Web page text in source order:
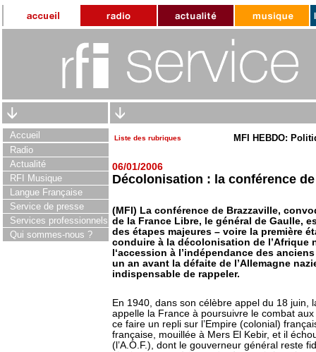
Accueil
Radio
Actualité
RFI Musique
Langue Française
Service de presse
Services professionnels
Qui sommes-nous ?
Liste des rubriques MFI HEBDO:
06/01/2006
Décolonisation : la conférence
(MFI) La conférence de Brazzaville,
de la France Libre, le général de Gaulle,
des étapes majeures – voire la première
conduire à la décolonisation de l’Afrique
l‘accession à l’indépendance des
un an avant la défaite de l’Allemagne
indispensable de rappeler.
En 1940, dans son célèbre appel du 18 juin,
appelle la France à poursuivre le combat
ce faire un repli sur l’Empire (colonial)
française, mouillée à Mers El Kebir, et il
(l’A.O.F.), dont le gouverneur général reste